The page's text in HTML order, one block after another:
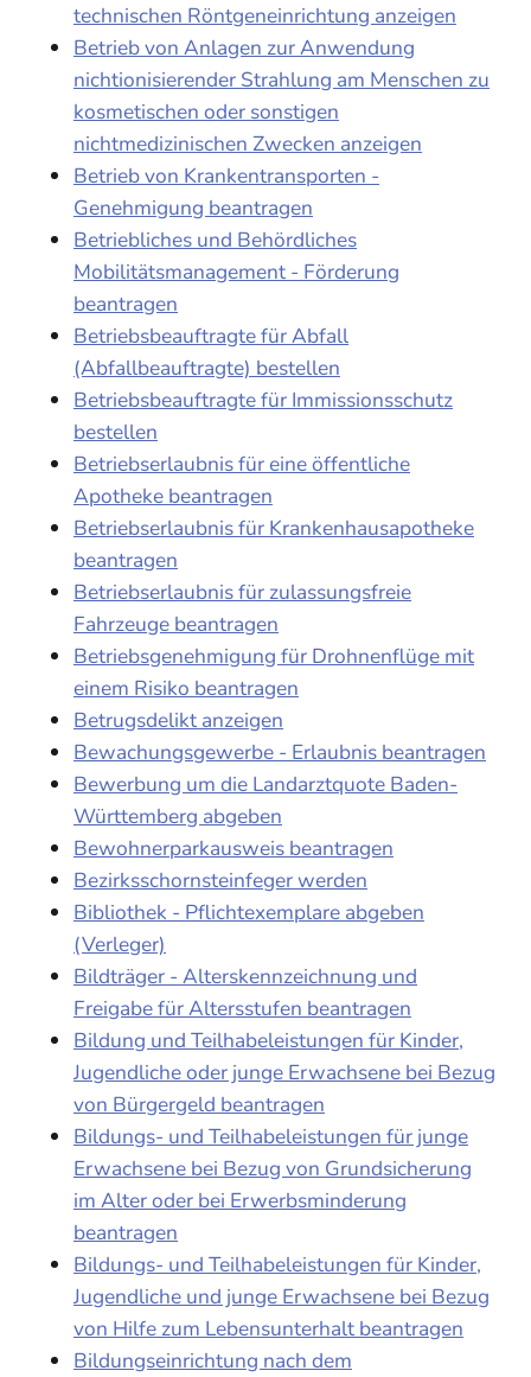
technischen Röntgeneinrichtung anzeigen
Betrieb von Anlagen zur Anwendung
nichtionisierender Strahlung am Menschen zu
kosmetischen oder sonstigen
nichtmedizinischen Zwecken anzeigen
Betrieb von Krankentransporten -
Genehmigung beantragen
Betriebliches und Behördliches
Mobilitätsmanagement - Förderung
beantragen
Betriebsbeauftragte für Abfall
(Abfallbeauftragte) bestellen
Betriebsbeauftragte für Immissionsschutz
bestellen
Betriebserlaubnis für eine öffentliche
Apotheke beantragen
Betriebserlaubnis für Krankenhausapotheke
beantragen
Betriebserlaubnis für zulassungsfreie
Fahrzeuge beantragen
Betriebsgenehmigung für Drohnenflüge mit
einem Risiko beantragen
Betrugsdelikt anzeigen
Bewachungsgewerbe - Erlaubnis beantragen
Bewerbung um die Landarztquote Baden-
Württemberg abgeben
Bewohnerparkausweis beantragen
Bezirksschornsteinfeger werden
Bibliothek - Pflichtexemplare abgeben
(Verleger)
Bildträger - Alterskennzeichnung und
Freigabe für Altersstufen beantragen
Bildung und Teilhabeleistungen für Kinder,
Jugendliche oder junge Erwachsene bei Bezug
von Bürgergeld beantragen
Bildungs- und Teilhabeleistungen für junge
Erwachsene bei Bezug von Grundsicherung
im Alter oder bei Erwerbsminderung
beantragen
Bildungs- und Teilhabeleistungen für Kinder,
Jugendliche und junge Erwachsene bei Bezug
von Hilfe zum Lebensunterhalt beantragen
Bildungseinrichtung nach dem